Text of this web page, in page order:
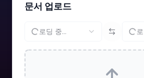
문서 업로드
로딩 중...